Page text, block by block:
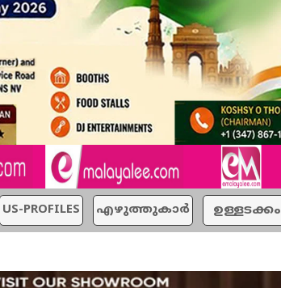
US-PROFILES എഴുത്തുകാര്‍ ഉള്ളടക്കം